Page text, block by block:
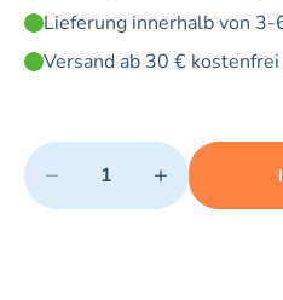
Lieferung innerhalb von
Versand ab 30 € kostenfrei
Quantity
− +
Minimum quantity: 1
Add 1 item to cart